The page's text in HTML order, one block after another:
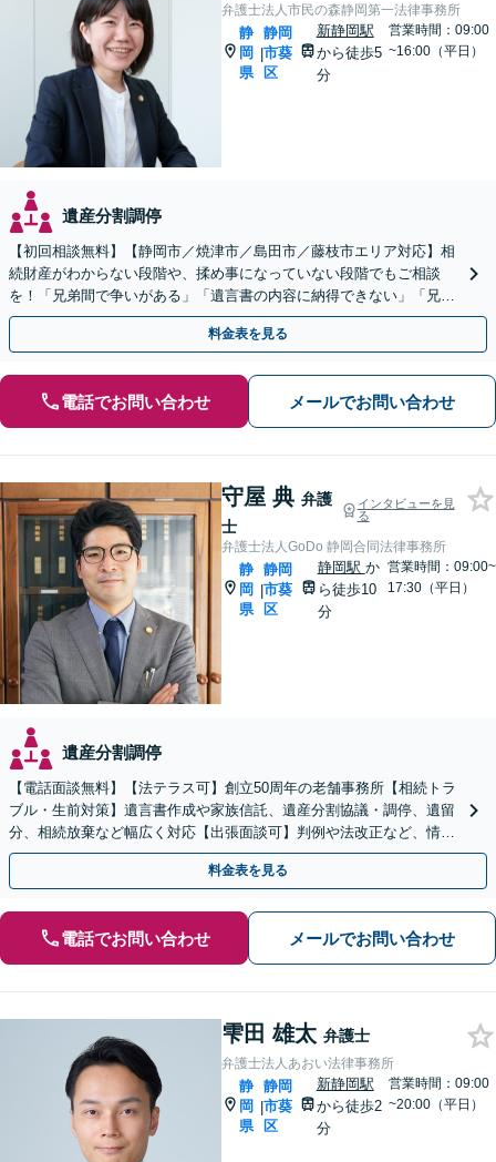
弁護士法人市民の森静岡第一法律事務所
静
岡
県
|
静岡
市葵
区
新静岡駅
から徒歩5
分
営業時間：09:00
~16:00（平日）
遺産分割調停
【初回相談無料】【静岡市／焼津市／島田市／藤枝市エリア対応】相
続財産がわからない段階や、揉め事になっていない段階でもご相談
を！「兄弟間で争いがある」「遺言書の内容に納得できない」「兄弟
による使い込みがあるのではないか」など幅広いお悩みに対応
料金表を見る
電話でお問い合わせ メールでお問い合わせ
守屋 典 弁護
士
インタビューを見
る
弁護士法人GoDo 静岡合同法律事務所
静
岡
県
|
静岡
市葵
区
静岡駅 か
ら徒歩10
分
営業時間：09:00~
17:30（平日）
遺産分割調停
【電話面談無料】【法テラス可】創立50周年の老舗事務所【相続トラ
ブル・生前対策】遺言書作成や家族信託、遺産分割協議・調停、遺留
分、相続放棄など幅広く対応【出張面談可】判例や法改正など、情報
を収集し、適切な解決策を提案【静岡駅10分】
料金表を見る
電話でお問い合わせ メールでお問い合わせ
雫田 雄太 弁護士
弁護士法人あおい法律事務所
静
岡
県
|
静岡
市葵
区
新静岡駅
から徒歩2
分
営業時間：09:00
~20:00（平日）